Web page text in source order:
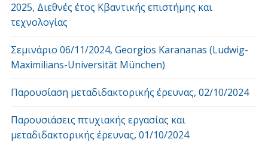
2025, Διεθνές έτος Κβαντικής επιστήμης και
τεχνολογίας
Σεμινάριο 06/11/2024, Georgios Karananas (Ludwig-
Maximilians-Universität München)
Παρουσίαση μεταδιδακτορικής έρευνας, 02/10/2024
Παρουσιάσεις πτυχιακής εργασίας και
μεταδιδακτορικής έρευνας, 01/10/2024